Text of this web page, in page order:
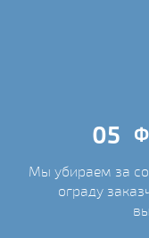
05
Мы убираем за
ограду